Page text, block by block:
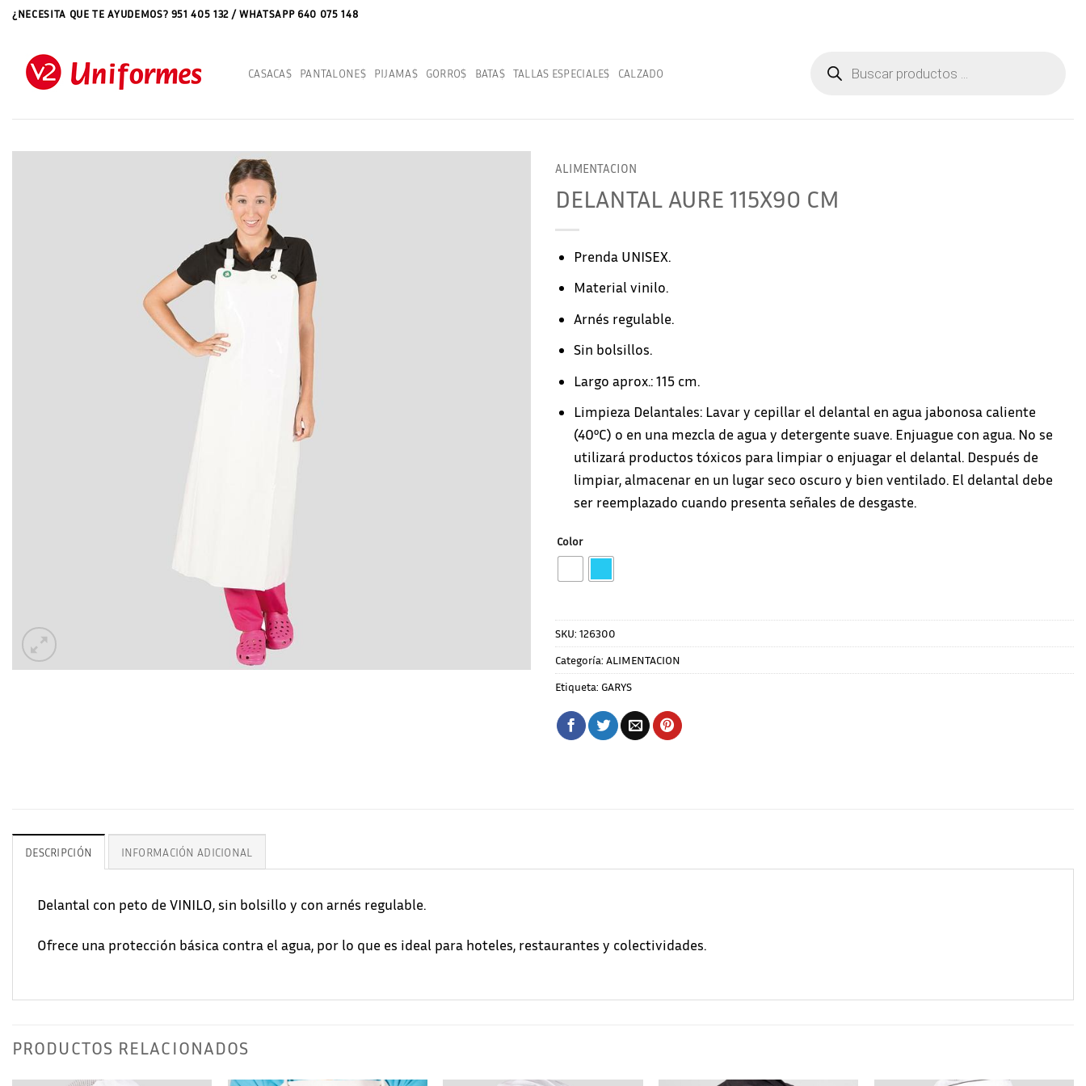
Saltar
contenido
¿NECESITA QUE TE AYUDEMOS? 951 405 132 / WHATSAPP 640 075 148
CASACAS PANTALONES PIJAMAS GORROS BATAS TALLAS ESPECIALES CALZADO
productos
ALIMENTACION
DELANTAL AURE 115X90 CM
Prenda UNISEX.
Material vinilo.
Arnés regulable.
Sin bolsillos.
Largo aprox.: 115 cm.
Limpieza Delantales: Lavar y cepillar el delantal en agua jabonosa caliente
(40ºC) o en una mezcla de agua y detergente suave. Enjuague con agua. No se
utilizará productos tóxicos para limpiar o enjuagar el delantal. Después de
limpiar, almacenar en un lugar seco oscuro y bien ventilado. El delantal debe
ser reemplazado cuando presenta señales de desgaste.
Color
SKU: 126300
Categoría: ALIMENTACION
Etiqueta: GARYS
DESCRIPCIÓN INFORMACIÓN ADICIONAL
Delantal con peto de VINILO, sin bolsillo y con arnés regulable.
Ofrece una protección básica contra el agua, por lo que es ideal para hoteles, restaurantes y colectividades.
PRODUCTOS RELACIONADOS